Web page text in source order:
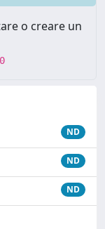
o creare un
ND
ND
ND